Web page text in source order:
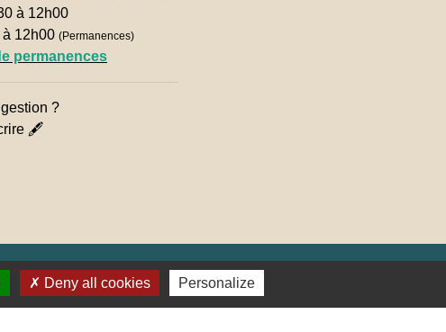
à 12h00
à 12h00(Permanences)
permanences
?
🖋
Deny all cookies Personalize